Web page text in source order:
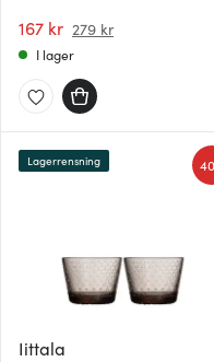
167 kr 279 kr
I lager
Iittala
Lagerrensning